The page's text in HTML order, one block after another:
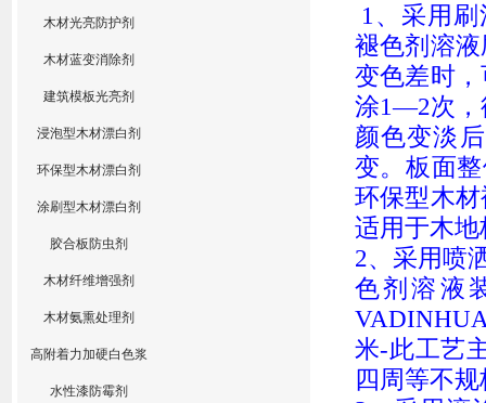
木材光亮防护剂
木材蓝变消除剂
建筑模板光亮剂
浸泡型木材漂白剂
环保型木材漂白剂
涂刷型木材漂白剂
胶合板防虫剂
木材纤维增强剂
木材氨熏处理剂
高附着力加硬白色浆
水性漆防霉剂
1、采用
褪色剂 溶
变色差时
涂1—2次，
颜色变淡
变。 板面
环保型木
适用于木
2、采用喷
色剂溶液
米-此工艺
四周等不